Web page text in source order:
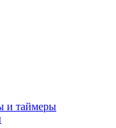
и таймеры